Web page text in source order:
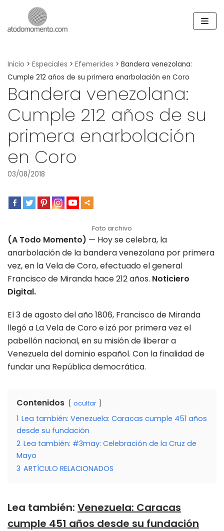
Skip
Inicio > Especiales > Efemerides > Bandera venezolana:
Cumple 212 años de su primera enarbolación en Coro
Bandera venezolana:
Cumple 212 años de su
primera enarbolación
en Coro
03/08/2018
Foto archivo
(A Todo Momento) — Hoy se celebra, la
anarbolación de la bandera venezolana por primera
vez, en la Vela de Coro, efectuado el general
Francisco de Miranda hace 212 años. Noticiero
Digital.
El 3 de agosto del año 1806, Francisco de Miranda
llegó a La Vela de Coro e izó por primera vez el
pabellón nacional, en su misión de liberar a
Venezuela del dominio español. Con la finalidad de
fundar una República democrática.
Contenidos ocultar
1 Lea también: Venezuela: Caracas cumple 451 años
desde su fundación
2 Lea también: #3may: Celebración de la Cruz de
Mayo
3 ARTÍCULO RELACIONADOS
Lea también: Venezuela: Caracas
cumple 451 años desde su fundación